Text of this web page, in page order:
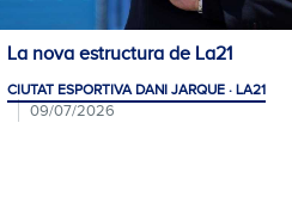
La nova estructura de La21
CIUTAT ESPORTIVA DANI JARQUE · LA21
09/07/2026